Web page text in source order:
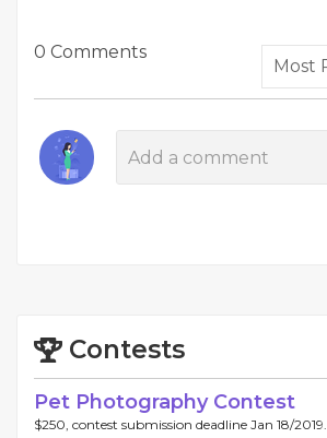
0 Comments
Contests
Pet Photography Contest
$250, contest submission deadline Jan 18/2019.